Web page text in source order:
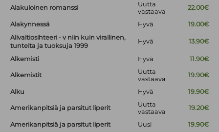
Alakuloinen romanssi
Uutta
vastaava
22.00€
Alakynnessä Hyvä
19.00€
Alivaltiosihteeri - v niin kuin virallinen,
tunteita ja tuoksuja 1999
Hyvä 13.90€
Alkemisti Hyvä 11.90€
Alkemistit
Uutta
vastaava
19.90€
Alku Hyvä 19.90€
Amerikanpitsiä ja parsitut liperit
Uutta
vastaava
19.20€
Amerikanpitsiä ja parsitut liperit Uusi
19.90€